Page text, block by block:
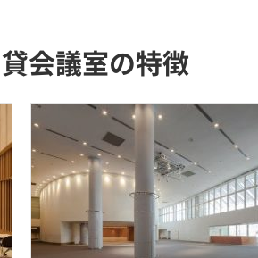
会議室の特徴